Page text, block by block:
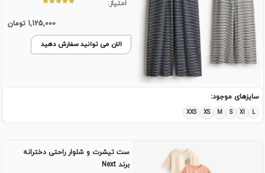
امتیاز:
1,125,000 تومان
الان می توانید سفارش دهید
سایزهای موجود:
L
Xl
S
M
XS
XXS
ست تیشرت و شلوار راحتی دخترانه
برند Next